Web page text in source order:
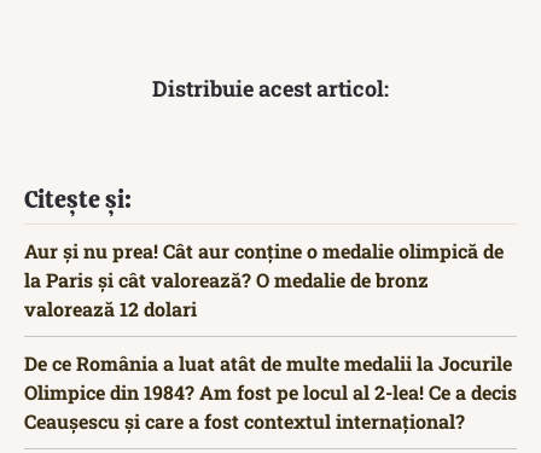
Distribuie acest articol:
Citește și:
Aur și nu prea! Cât aur conține o medalie olimpică de
la Paris și cât valorează? O medalie de bronz
valorează 12 dolari
De ce România a luat atât de multe medalii la Jocurile
Olimpice din 1984? Am fost pe locul al 2-lea! Ce a decis
Ceaușescu și care a fost contextul internațional?